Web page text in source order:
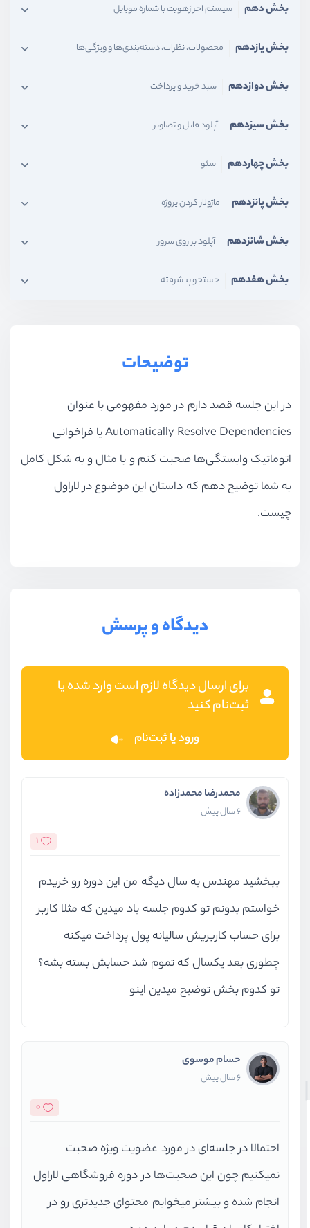
بخش دهم سیستم احرازهویت با شماره موبایل
بخش یازدهم محصولات، نظرات، دسته‌بندی‌ها و ویژگی‌ها
بخش دوازدهم سبد خرید و پرداخت
بخش سیزدهم آپلود فایل و تصاویر
بخش چهاردهم سئو
بخش پانزدهم ماژولار کردن پروژه
بخش شانزدهم آپلود بر روی سرور
بخش هفدهم جستجو پیشرفته
توضیحات
در این جلسه قصد دارم در مورد مفهومی با عنوان
Automatically Resolve Dependencies یا فراخوانی
اتوماتیک وابستگی‌ها صحبت کنم و با مثال و به شکل کامل
به شما توضیح دهم که داستان این موضوع در لاراول
چیست.
دیدگاه و پرسش
برای ارسال دیدگاه لازم است وارد شده یا
ثبت‌نام کنید
ورود یا ثبت‌نام
محمدرضا محمدزاده
6 سال پیش
1
ببخشید مهندس یه سال دیگه من این دوره رو خریدم
خواستم بدونم تو کدوم جلسه یاد میدین که مثلا کاربر
برای حساب کاربریش سالیانه پول پرداخت میکنه
چطوری بعد یکسال که تموم شد حسابش بسته بشه؟
تو کدوم بخش توضیح میدین اینو
حسام موسوی
6 سال پیش
0
احتمالا در جلسه‌ای در مورد عضویت ویژه صحبت
نمیکنیم چون این صحبت‌ها در دوره فروشگاهی لاراول
انجام شده و بیشتر میخوایم محتوای جدیدتری رو در